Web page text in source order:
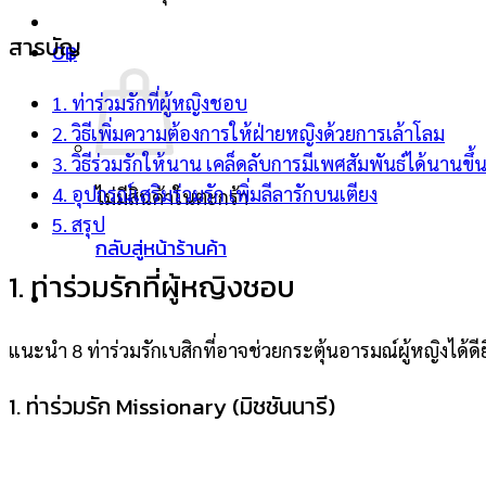
0฿
ไม่มีสินค้าในตะกร้า
กลับสู่หน้าร้านค้า
สารบัญ
1. ท่าร่วมรักที่ผู้หญิงชอบ
2. วิธีเพิ่มความต้องการให้ฝ่ายหญิงด้วยการเล้าโลม
3. วิธีร่วมรักให้นาน เคล็ดลับการมีเพศสัมพันธ์ได้นานขึ้น
4. อุปกรณ์เสริมร่วมรัก เพิ่มลีลารักบนเตียง
5. สรุป
1. ท่าร่วมรักที่ผู้หญิงชอบ
แนะนำ 8 ท่าร่วมรักเบสิกที่อาจช่วยกระตุ้นอารมณ์ผู้หญิงได้
1. ท่าร่วมรัก Missionary (มิชชันนารี)